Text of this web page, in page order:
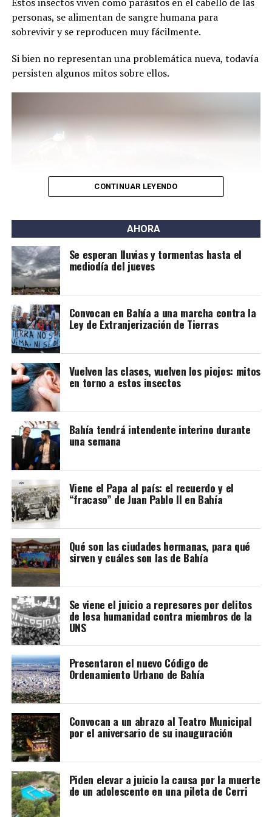
originarios y favorece la extranjerización de tierras en la
Argentina.
propuesta legislativa afecta derechos colectivos
reconocidos por la Constitución Nacional y por tratados
internacionales vigentes.
También cuestionaron que el proyecto haya sido
presentado sin una instancia de consulta previa con las
El CPI recordó que el artículo 75 inciso 17 de la
Constitución reconoce la posesión y propiedad
por los pueblos indígenas, así como su participación en
la gestión de los recursos naturales. En ese sentido,
afirman que la protección de la propiedad privada no
puede desconocer otros derechos con jerarquía
constitucional.
El documento remarca que, para los pueblos originarios,
el territorio trasciende el aspecto económico, ya que
constituye el espacio donde se desarrollan su identidad
cultural, espiritualidad, organización comunitaria y
vínculo histórico con la naturaleza.
Además, el Consejo advirtió que la iniciativa podría
profundizar conflictos territoriales ya existentes y
reclamó que se garantice el cumplimiento del Convenio
169 de la OIT, que establece la obligación del Estado de
realizar consultas previas, libres e informadas ante
medidas susceptibles de afectar a los pueblos indígenas.
personas, se alimentan de sangre humana para
sobrevivir y se reproducen muy fácilmente.
Si bien no representan una problemática nueva, todavía
persisten algunos mitos sobre ellos.
Los piojos los padecen las personas con mayor
suciedad
Falso. Los piojos no reconocen barreras geográficas,
socioeconómicas ni culturales. Su contagio es por
arrastre; invaden por el contacto cercano de persona a
persona, no por falta de higiene personal.
Los piojos los transmiten los gatos y perros
Falso. Viven exclusivamente en el ser humano.
Sólo los niños tienen piojos
Falso. Pueden colonizar la cabeza de cualquier adulto, si
bien los niños en edad escolar y en guarderías son más
susceptibles por el contacto.
Los piojos saltan de una persona a otra
Falso. Los piojos no pueden saltar. Se arrastran. No
pueden pasar de una cabeza a otra si no hay contacto.
Los piojos no se contagian por el peine
Falso. El contagio se puede producir por utensilios para
peinarse, mediante prendas de vestir (gorros,
bufandas…) o ropa de cama (sábanas y almohadas) Se
pueden eliminar de la ropa lavándola en agua caliente,
mueren tras cinco minutos a más de 50º.
Al lavar el pelo con vinagre mato al piojo
Falso. El vinagre ayuda como complemento al
tratamiento pero no lo sustituye. Además, su intenso
olor lo hace desaconsejable para los niños ya que genera
rechazo en ellos.
La vida del piojo
CONTINUAR LEYENDO
AHORA
Se esperan lluvias y tormentas hasta el
mediodía del jueves
Convocan en Bahía a una marcha contra la
Ley de Extranjerización de Tierras
Vuelven las clases, vuelven los piojos: mitos
en torno a estos insectos
Bahía tendrá intendente interino durante
una semana
Viene el Papa al país: el recuerdo y el
“fracaso” de Juan Pablo II en Bahía
Qué son las ciudades hermanas, para qué
sirven y cuáles son las de Bahía
Se viene el juicio a represores por delitos
de lesa humanidad contra miembros de la
UNS
Presentaron el nuevo Código de
Ordenamiento Urbano de Bahía
Convocan a un abrazo al Teatro Municipal
por el aniversario de su inauguración
Piden elevar a juicio la causa por la muerte
de un adolescente en una pileta de Cerri